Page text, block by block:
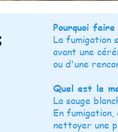
Pourquoi
La fumigation
avant une
ou d'une
Quel est le
La sauge
En
nettoyer une